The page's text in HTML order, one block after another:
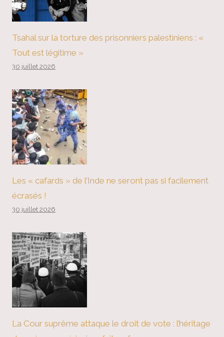
Tsahal sur la torture des prisonniers palestiniens : «
Tout est légitime »
30 juillet 2026
Les « cafards » de l’Inde ne seront pas si facilement
écrasés !
30 juillet 2026
La Cour suprême attaque le droit de vote : l’héritage